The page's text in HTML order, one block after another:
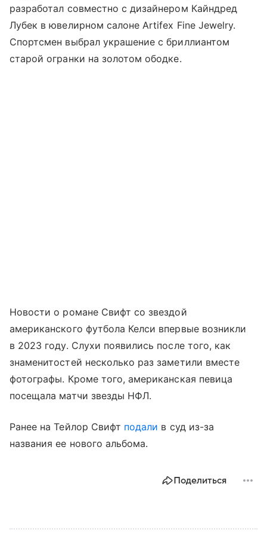
разработал совместно с дизайнером Кайндред
Лубек в ювелирном салоне Artifex Fine Jewelry.
Спортсмен выбрал украшение с бриллиантом
старой огранки на золотом ободке.
Новости о романе Свифт со звездой
американского футбола Келси впервые возникли
в 2023 году. Слухи появились после того, как
знаменитостей несколько раз заметили вместе
фотографы. Кроме того, американская певица
посещала матчи звезды НФЛ.
Ранее на Тейлор Свифт подали в суд из-за
названия ее нового альбома.
Поделиться